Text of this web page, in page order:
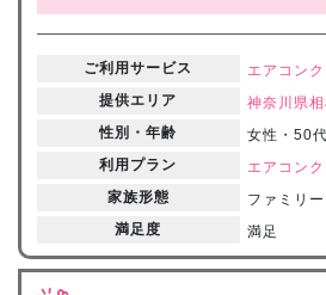
ご利用サービス
エアコン
提供エリア
神奈川県
性別・年齢
女性・50代
利用プラン
エアコン
家族形態
ファミリー
満足度
満足